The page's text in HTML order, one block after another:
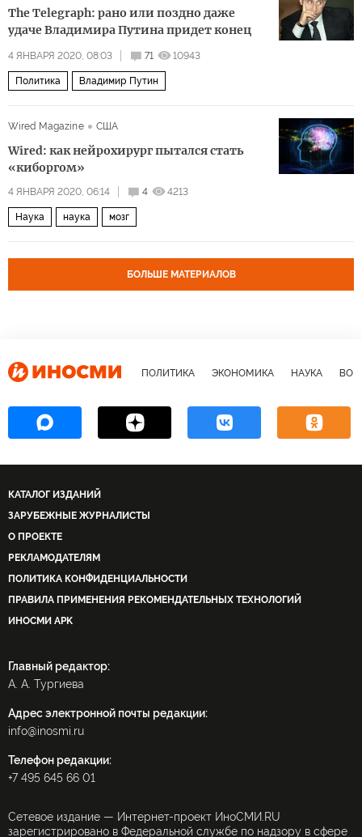
The Telegraph: рано или поздно даже
удаче Владимира Путина придет конец
4 ЯНВАРЯ 2020, 08:03 71 10943
Политика Владимир Путин
Wired Magazine США
Wired: как нейрохирург пытался стать
«киборгом»
4 ЯНВАРЯ 2020, 06:14 4 4213
Наука наука мозг
БОЛЬШЕ МАТЕРИАЛОВ
ПОЛИТИКА ЭКОНОМИКА НАУКА
КАТАЛОГ ИЗДАНИЙ
ЗАРУБЕЖНЫЕ ЖУРНАЛИСТЫ
О ПРОЕКТЕ
РЕКЛАМОДАТЕЛЯМ
ПОЛИТИКА КОНФИДЕНЦИАЛЬНОСТИ
ПРАВИЛА ПРИМЕНЕНИЯ РЕКОМЕНДАТЕЛЬНЫХ ТЕХНОЛОГИЙ
ИНОСМИ APK
Главный редактор:
А. А. Тургиева
Адрес электронной почты редакции:
info@inosmi.ru
Телефон редакции:
+7 495 645 66 01
Сетевое издание — Интернет-проект ИноСМИ.RU
зарегистрировано в Федеральной службе по надзору в сфере